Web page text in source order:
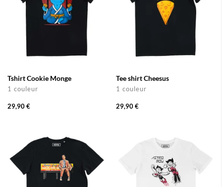
Tshirt Cookie Monge
1 couleur
29,90 €
Tee shirt Cheesus
1 couleur
29,90 €